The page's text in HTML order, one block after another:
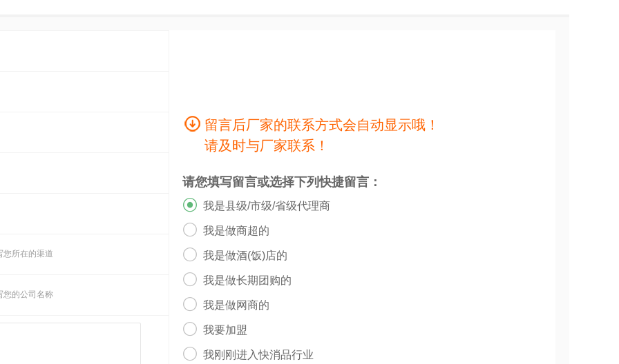
您所在的渠道
您的公司名称
留言后厂家的联系方式会自动显示哦！
请及时与厂家联系！
请您填写留言或选择下列快捷留言：
 我是县级/市级/省级代理商
 我是做商超的
 我是做酒(饭)店的
 我是做长期团购的
 我是做网商的
 我要加盟
 我刚刚进入快消品行业